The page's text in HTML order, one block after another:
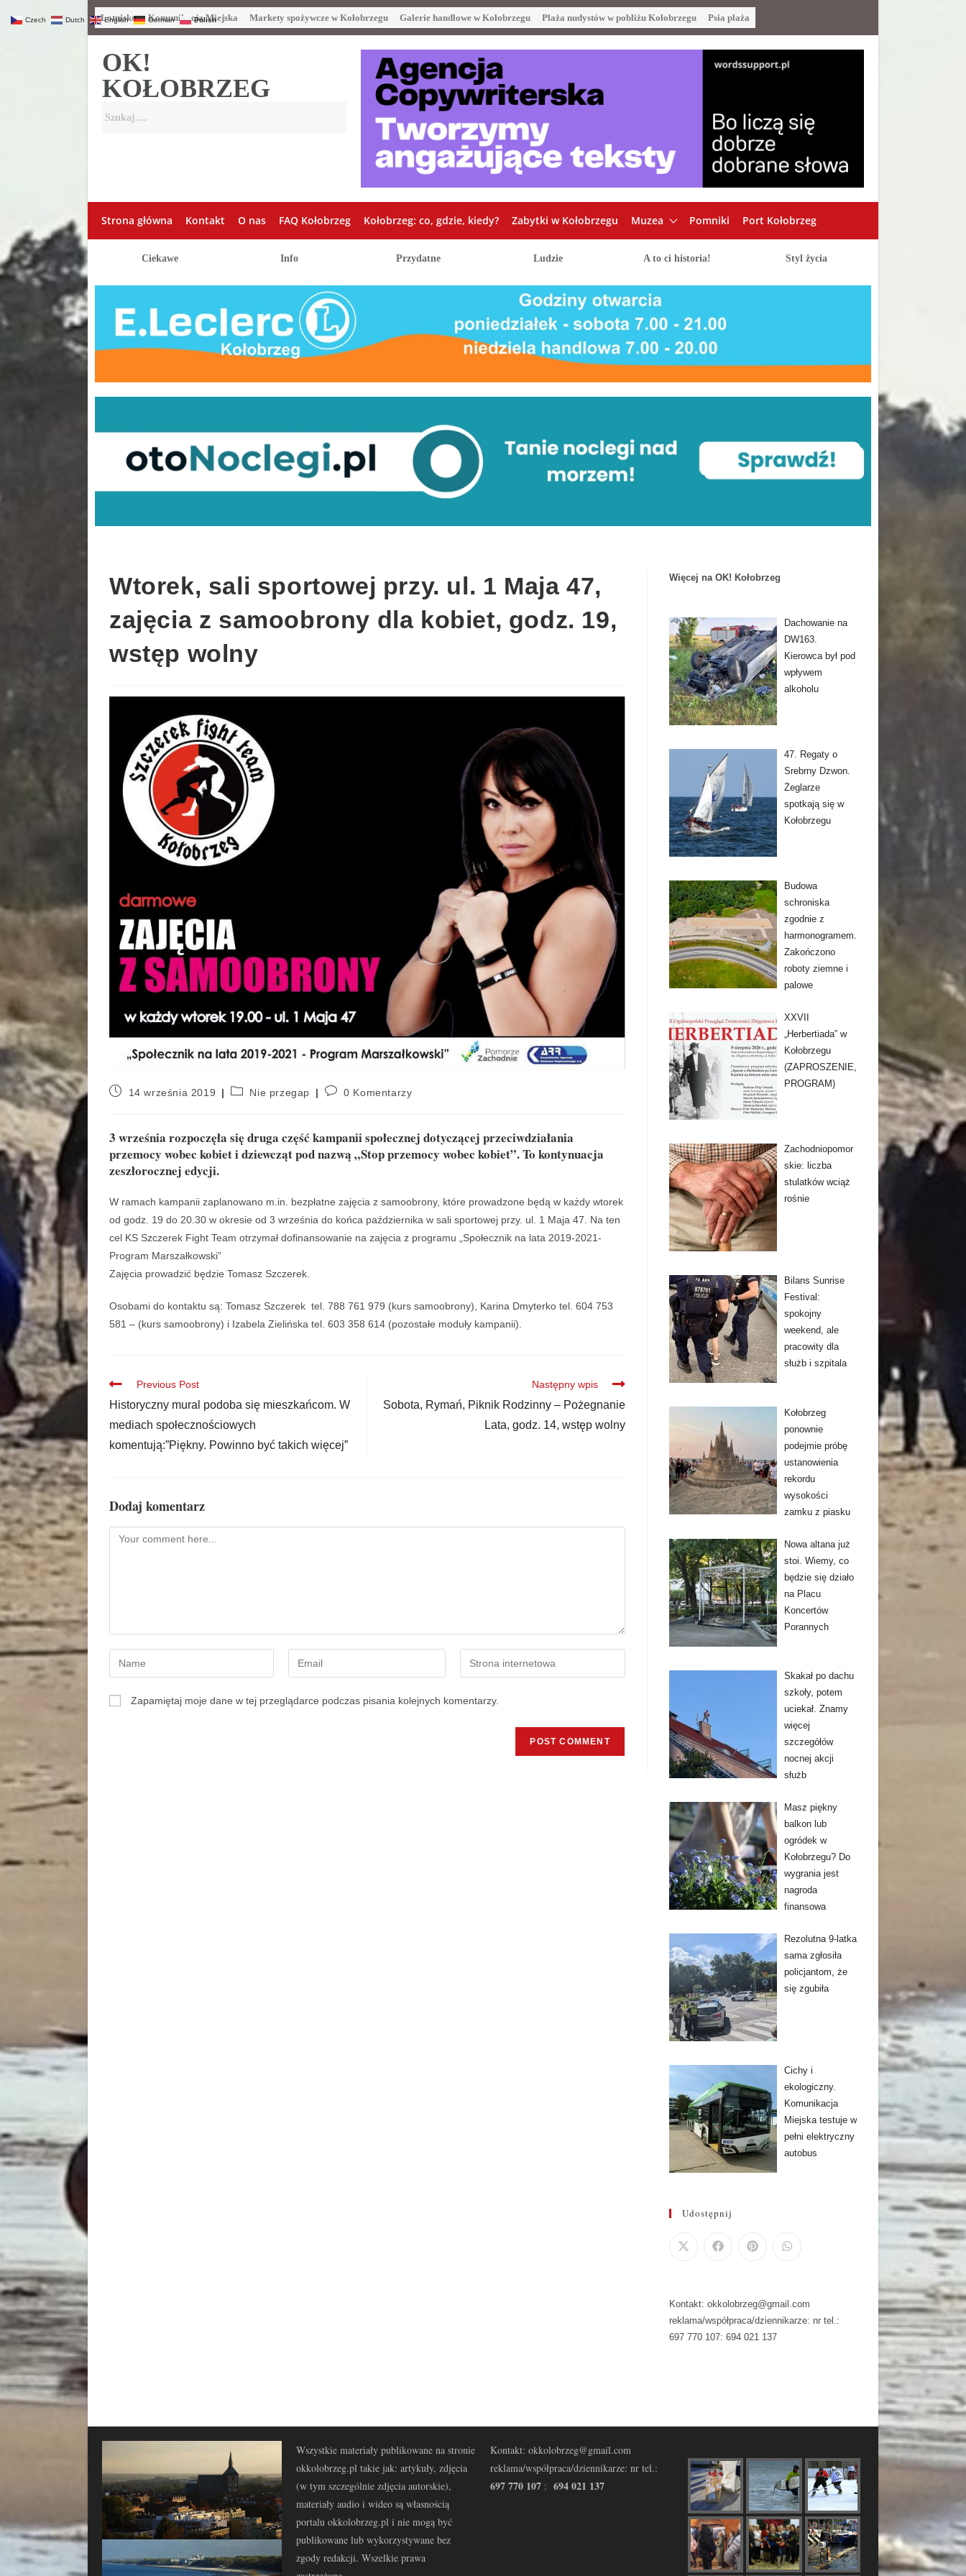
Lotnisko Komunikacja Miejska Markety spożywcze w Kołobrzegu Galerie handlowe w Kołobrzegu Plaża nudystów w pobliżu Kołobrzegu Psia plaża
OK!
KOŁOBRZEG
Strona główna Kontakt O nas FAQ Kołobrzeg Kołobrzeg: co, gdzie, kiedy? Zabytki w Kołobrzegu Muzea Pomniki Port Kołobrzeg
Ciekawe Info Przydatne Ludzie A to ci historia! Styl życia
Wtorek, sali sportowej przy. ul. 1 Maja 47,
zajęcia z samoobrony dla kobiet, godz. 19,
wstęp wolny
14 września 2019 Nie przegap 0 Komentarzy
3 września rozpoczęła się druga część kampanii społecznej dotyczącej przeciwdziałania
przemocy wobec kobiet i dziewcząt pod nazwą „Stop przemocy wobec kobiet”. To kontynuacja
zeszłorocznej edycji.
W ramach kampanii zaplanowano m.in. bezpłatne zajęcia z samoobrony, które prowadzone będą w każdy wtorek
od godz. 19 do 20.30 w okresie od 3 września do końca października w sali sportowej przy. ul. 1 Maja 47. Na ten
cel KS Szczerek Fight Team otrzymał dofinansowanie na zajęcia z programu „Społecznik na lata 2019-2021-
Program Marszałkowski”
Zajęcia prowadzić będzie Tomasz Szczerek.
Osobami do kontaktu są: Tomasz Szczerek tel. 788 761 979 (kurs samoobrony), Karina Dmyterko tel. 604 753
581 – (kurs samoobrony) i Izabela Zielińska tel. 603 358 614 (pozostałe moduły kampanii).
Previous Post
Historyczny mural podoba się mieszkańcom. W
mediach społecznościowych
komentują:”Piękny. Powinno być takich więcej”
Następny wpis
Sobota, Rymań, Piknik Rodzinny – Pożegnanie
Lata, godz. 14, wstęp wolny
Dodaj komentarz
Zapamiętaj moje dane w tej przeglądarce podczas pisania kolejnych komentarzy.
Więcej na OK! Kołobrzeg
Dachowanie na
DW163.
Kierowca był pod
wpływem
alkoholu
47. Regaty o
Srebrny Dzwon.
Żeglarze
spotkają się w
Kołobrzegu
Budowa
schroniska
zgodnie z
harmonogramem.
Zakończono
roboty ziemne i
palowe
XXVII
„Herbertiada” w
Kołobrzegu
(ZAPROSZENIE,
PROGRAM)
Zachodniopomor
skie: liczba
stulatków wciąż
rośnie
Bilans Sunrise
Festival:
spokojny
weekend, ale
pracowity dla
służb i szpitala
Kołobrzeg
ponownie
podejmie próbę
ustanowienia
rekordu
wysokości
zamku z piasku
Nowa altana już
stoi. Wiemy, co
będzie się działo
na Placu
Koncertów
Porannych
Skakał po dachu
szkoły, potem
uciekał. Znamy
więcej
szczegółów
nocnej akcji
służb
Masz piękny
balkon lub
ogródek w
Kołobrzegu? Do
wygrania jest
nagroda
finansowa
Rezolutna 9-latka
sama zgłosiła
policjantom, że
się zgubiła
Cichy i
ekologiczny.
Komunikacja
Miejska testuje w
pełni elektryczny
autobus
Udostępnij
Kontakt: okkolobrzeg@gmail.com
reklama/współpraca/dziennikarze: nr tel.:
697 770 107: 694 021 137
Wszystkie materiały publikowane na stronie
okkolobrzeg.pl takie jak: artykuły, zdjęcia
(w tym szczególnie zdjęcia autorskie),
materiały audio i wideo są własnością
portalu okkolobrzeg.pl i nie mogą być
publikowane lub wykorzystywane bez
zgody redakcji. Wszelkie prawa
Kontakt: okkolobrzeg@gmail.com
reklama/współpraca/dziennikarze: nr tel.:
697 770 107 : 694 021 137
Czech Dutch English German Polish